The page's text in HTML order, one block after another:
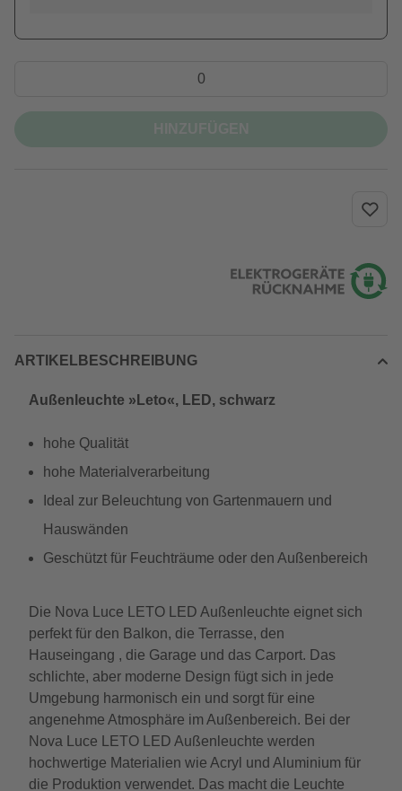
ARTIKELBESCHREIBUNG
Außenleuchte »Leto«, LED, schwarz
hohe Qualität
hohe Materialverarbeitung
Ideal zur Beleuchtung von Gartenmauern und
Hauswänden
Geschützt für Feuchträume oder den Außenbereich
Die Nova Luce LETO LED Außenleuchte eignet sich
perfekt für den Balkon, die Terrasse, den
Hauseingang , die Garage und das Carport. Das
schlichte, aber moderne Design fügt sich in jede
Umgebung harmonisch ein und sorgt für eine
angenehme Atmosphäre im Außenbereich. Bei der
Nova Luce LETO LED Außenleuchte werden
hochwertige Materialien wie Acryl und Aluminium für
die Produktion verwendet. Das macht die Leuchte